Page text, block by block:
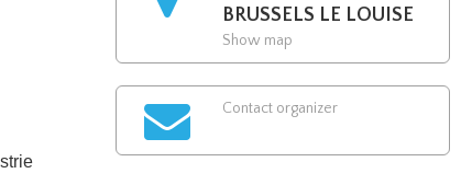
BRUSSELS LE LOUISE
Show map
Contact organizer